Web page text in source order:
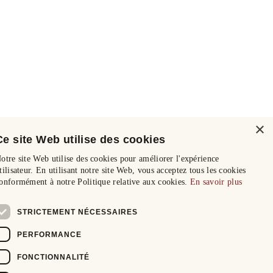
×
site Web utilise des cookies
site Web utilise des cookies pour améliorer l'expérience
En utilisant notre site Web, vous acceptez tous les cookies
à notre Politique relative aux cookies. En savoir plus
STRICTEMENT NÉCESSAIRES
PERFORMANCE
FONCTIONNALITÉ